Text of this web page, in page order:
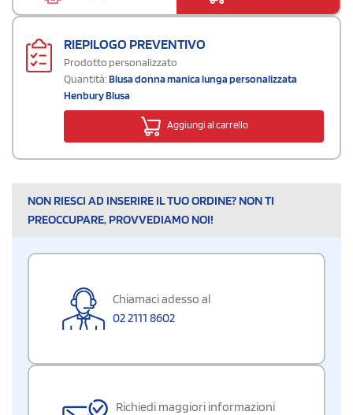
RIEPILOGO PREVENTIVO
Prodotto personalizzato
Quantità:Blusa donna manica lunga personalizzata
Henbury Blusa
Aggiungi al carrello
NON RIESCI AD INSERIRE IL TUO ORDINE? NON TI
PREOCCUPARE, PROVVEDIAMO NOI!
Chiamaci adesso al
02 2111 8602
Richiedi maggiori informazioni